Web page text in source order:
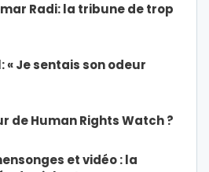
Radi: la tribune de trop
Je sentais son odeur
de Human Rights Watch ?
et vidéo : la